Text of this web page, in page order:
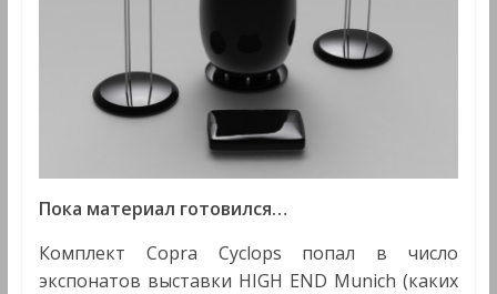
Пока материал готовился…
Комплект Copra Cyclops попал в число
экспонатов выставки HIGH END Munich (каких